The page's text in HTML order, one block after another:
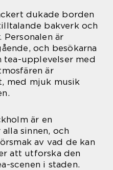
dukade borden
bakverk och
Personalen är
och besökarna
tea-upplevelser med
är
med mjuk musik
är en
sinnen, och
av vad de kan
att utforska den
scenen i staden.